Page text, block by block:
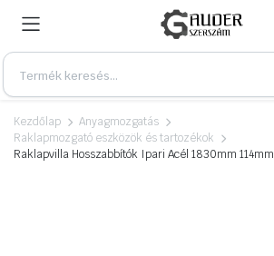
Kezdőlap
Anyagmozgatás
Raklapmozgató eszközök és tartozékok
Raklapvilla Hosszabbítók Ipari Acél 1830mm 114mm